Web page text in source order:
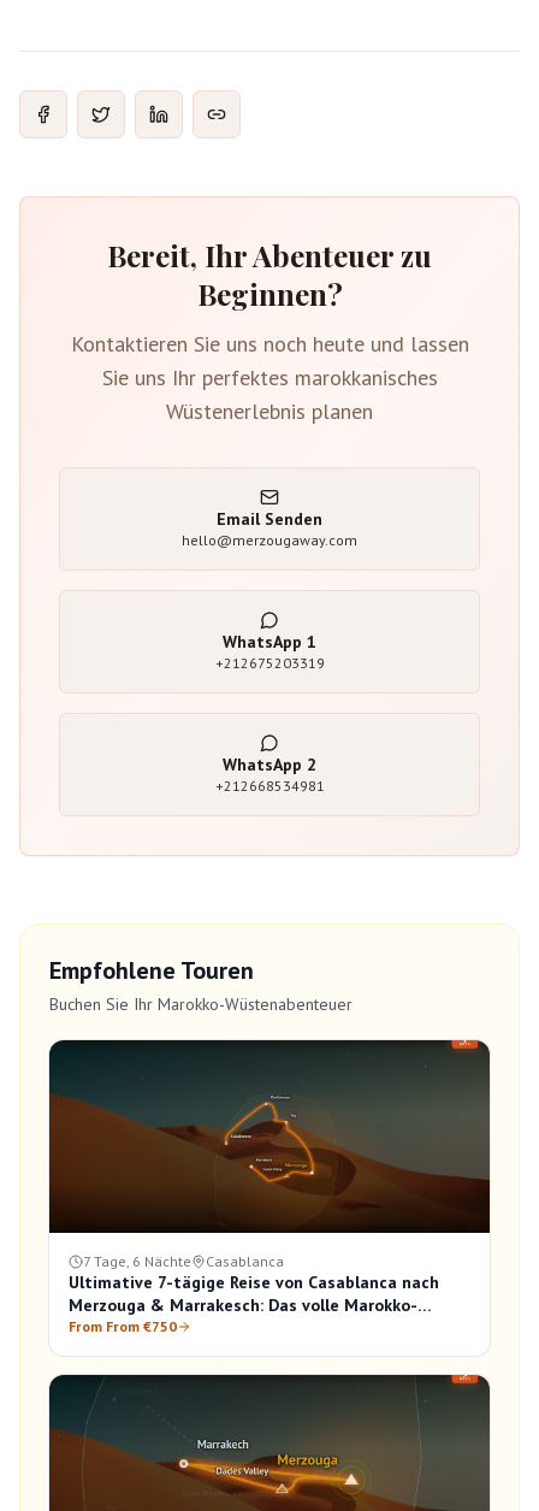
Bereit, Ihr Abenteuer zu
Beginnen?
Kontaktieren Sie uns noch heute und lassen
Sie uns Ihr perfektes marokkanisches
Wüstenerlebnis planen
Email Senden
hello@merzougaway.com
WhatsApp 1
+212675203319
WhatsApp 2
+212668534981
Empfohlene Touren
Buchen Sie Ihr Marokko-Wüstenabenteuer
7 Tage, 6 Nächte Casablanca
Ultimative 7-tägige Reise von Casablanca nach
Merzouga & Marrakesch: Das volle Marokko-
Erlebnis
From From €750